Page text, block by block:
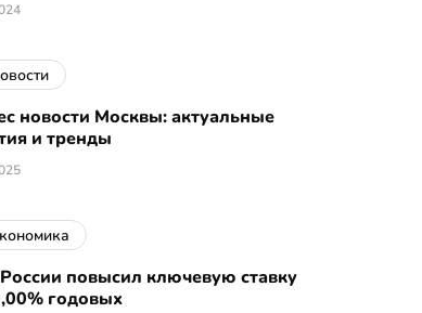
новости Москвы: актуальные
и тренды
повысил ключевую ставку
годовых